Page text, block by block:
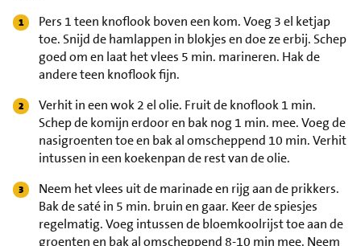
Pers 1 teen knoflook boven een kom. Voeg 3 el ketjap
toe. Snijd de hamlappen in blokjes en doe ze erbij. Schep
goed om en laat het vlees 5 min. marineren. Hak de
andere teen knoflook fijn.
Verhit in een wok 2 el olie. Fruit de knoflook 1 min.
Schep de komijn erdoor en bak nog 1 min. mee. Voeg de
nasigroenten toe en bak al omscheppend 10 min. Verhit
intussen in een koekenpan de rest van de olie.
Neem het vlees uit de marinade en rijg aan de prikkers.
Bak de saté in 5 min. bruin en gaar. Keer de spiesjes
regelmatig. Voeg intussen de bloemkoolrijst toe aan de
groenten en bak al omscheppend 8-10 min mee. Neem